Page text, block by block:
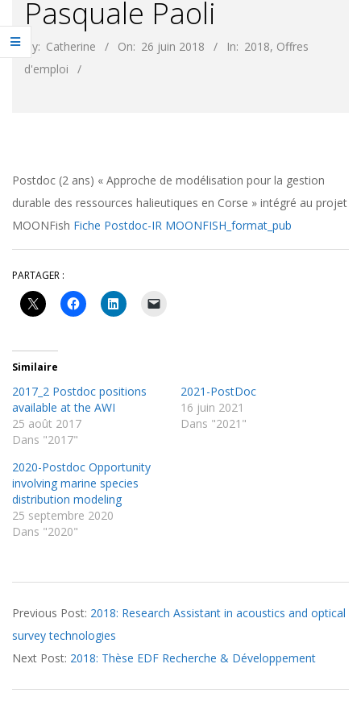
Pasquale Paoli
By: Catherine On: 26 juin 2018 In: 2018, Offres
d'emploi
Postdoc (2 ans) « Approche de modélisation pour la gestion
durable des ressources halieutiques en Corse » intégré au projet
MOONFish Fiche Postdoc-IR MOONFISH_format_pub
PARTAGER :
Similaire
2017_2 Postdoc positions
available at the AWI
25 août 2017
Dans "2017"
2021-PostDoc
16 juin 2021
Dans "2021"
2020-Postdoc Opportunity
involving marine species
distribution modeling
25 septembre 2020
Dans "2020"
06-
26
Previous Post: 2018: Research Assistant in acoustics and optical
survey technologies
Next Post: 2018: Thèse EDF Recherche & Développement